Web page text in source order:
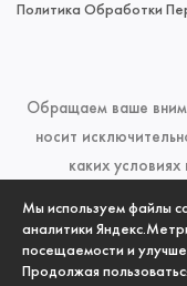
Мы используем файлы
аналитики
посещаемости и
Продолжая
Политика Обработки
Обращаем ваше
носит
каких
кодекса Российской
информации о
(или) услуг,